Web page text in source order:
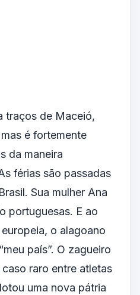
traços de Maceió,
é fortemente
da maneira
férias são passadas
Sua mulher Ana
portuguesas. E ao
o alagoano
país”. O zagueiro
raro entre atletas
uma nova pátria